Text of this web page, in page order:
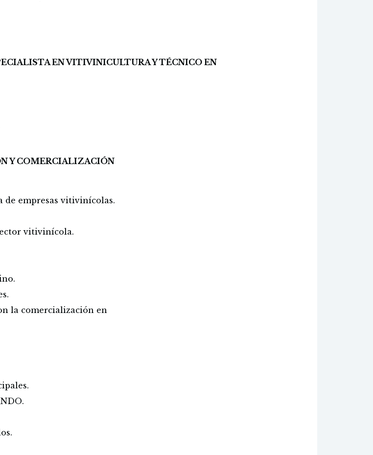
EN VITIVINICULTURA Y TÉCNICO EN
Y COMERCIALIZACIÓN
empresas vitivinícolas.
vitivinícola.
la comercialización en